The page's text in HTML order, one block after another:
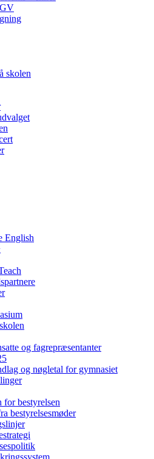
skolen
English
og fagrepræsentanter
og nøgletal for gymnasiet
for bestyrelsen
bestyrelsesmøder